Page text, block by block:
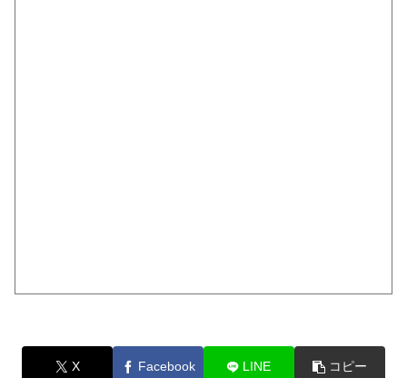
X Facebook LINE コピー